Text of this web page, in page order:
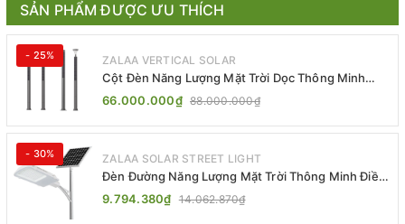
SẢN PHẨM ĐƯỢC ƯU THÍCH
- 25% ZALAA VERTICAL SOLAR
Cột Đèn Năng Lượng Mặt Trời Dọc Thông Minh
ZSR-YYDS-360 | ZALAA Jsc
66.000.000₫ 88.000.000₫
- 30% ZALAA SOLAR STREET LIGHT
Đèn Đường Năng Lượng Mặt Trời Thông Minh Điều
Khiển MPPT ZL-GMX01 ZALAA
9.794.380₫ 14.062.870₫